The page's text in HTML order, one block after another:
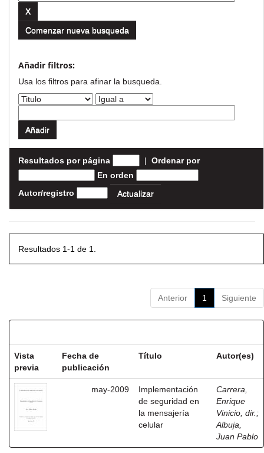
Comenzar nueva busqueda
Añadir filtros:
Usa los filtros para afinar la busqueda.
Resultados por página | Ordenar por
En orden
Autor/registro
Resultados 1-1 de 1.
Anterior 1 Siguiente
Vista
previa
Fecha de
publicación
Título Autor(es)
may-2009
Implementación
de seguridad en
la mensajería
celular
Carrera,
Enrique
Vinicio, dir. ;
Albuja,
Juan Pablo